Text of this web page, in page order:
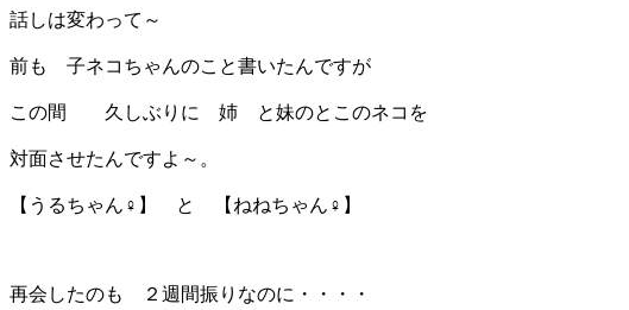
話しは変わって～
前も 子ネコちゃんのこと書いたんですが
この間 久しぶりに 姉 と妹のとこのネコを
対面させたんですよ～。
【うるちゃん♀】 と 【ねねちゃん♀】
再会したのも ２週間振りなのに・・・・